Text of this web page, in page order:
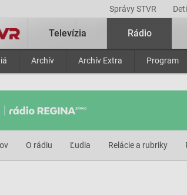
Správy STVR Deti
Televízia Rádio
Archív Archív Extra Program
O rádiu Ľudia Relácie a rubriky